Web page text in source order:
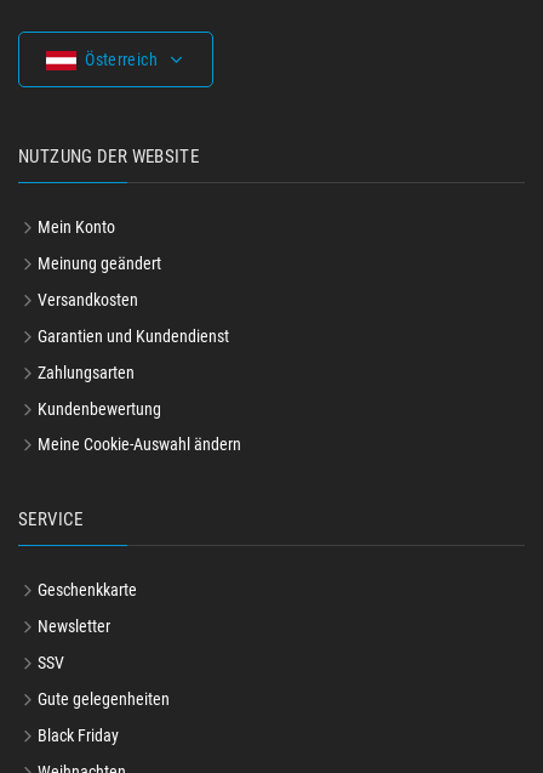
Österreich
NUTZUNG DER WEBSITE
Mein Konto
Meinung geändert
Versandkosten
Garantien und Kundendienst
Zahlungsarten
Kundenbewertung
Meine Cookie-Auswahl ändern
SERVICE
Geschenkkarte
Newsletter
SSV
Gute gelegenheiten
Black Friday